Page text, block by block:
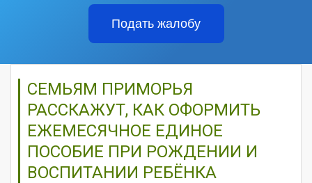
Подать жалобу
СЕМЬЯМ ПРИМОРЬЯ
РАССКАЖУТ, КАК ОФОРМИТЬ
ЕЖЕМЕСЯЧНОЕ ЕДИНОЕ
ПОСОБИЕ ПРИ РОЖДЕНИИ И
ВОСПИТАНИИ РЕБЁНКА